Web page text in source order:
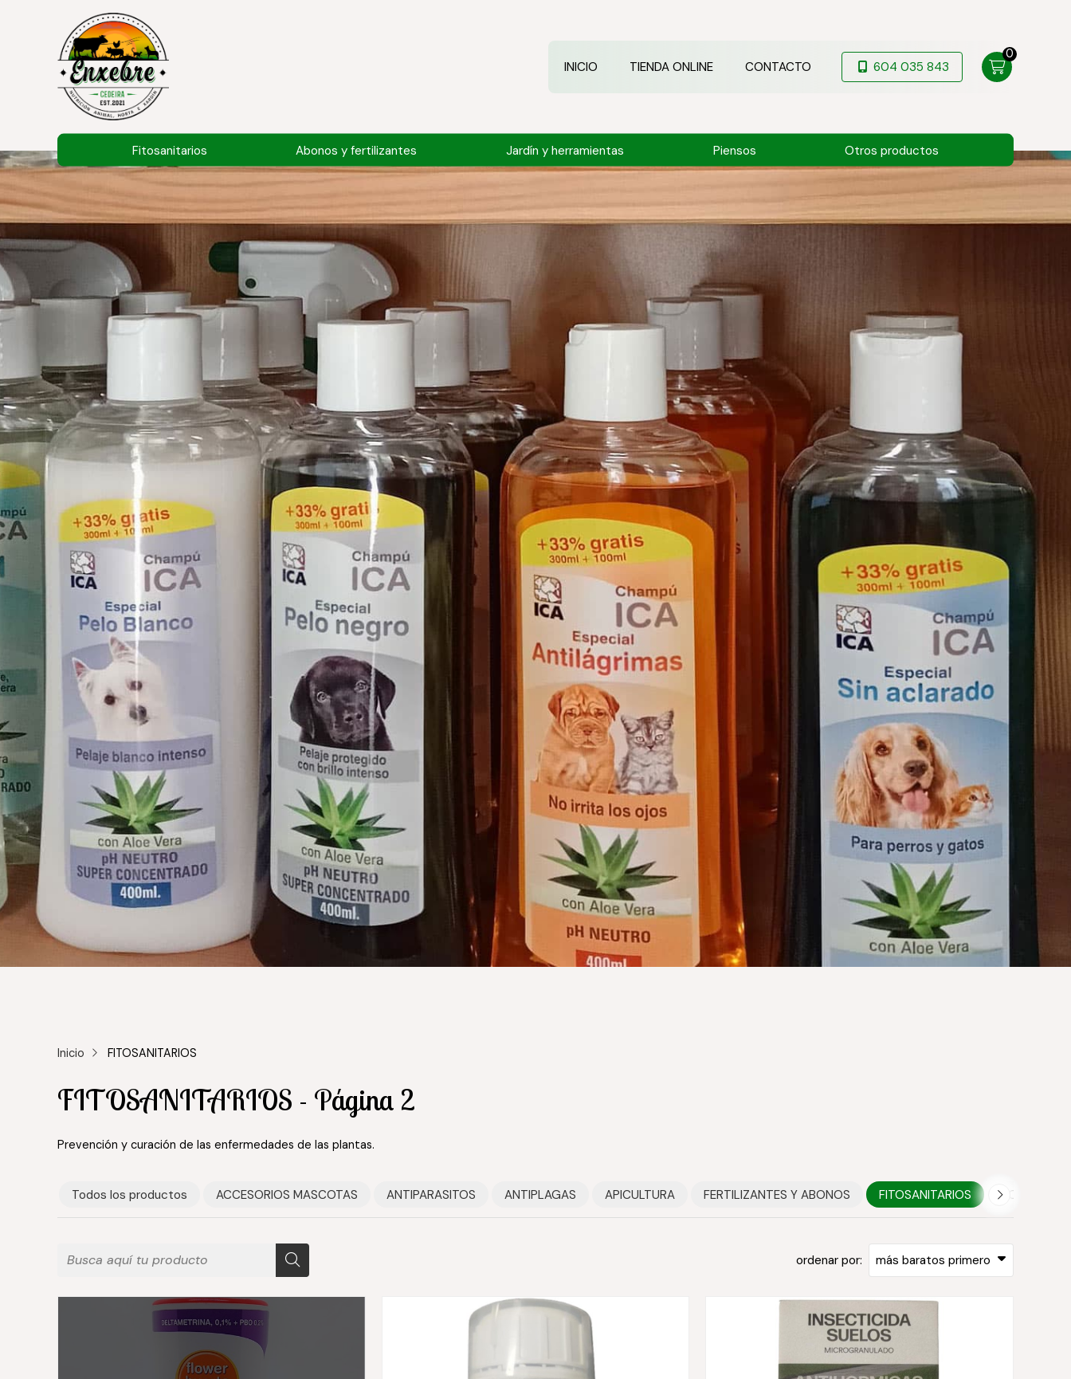
INICIO TIENDA ONLINE CONTACTO 604 035 843
0
Fitosanitarios Abonos y fertilizantes Jardín y herramientas Piensos Otros productos
Inicio FITOSANITARIOS
FITOSANITARIOS - Página 2
Prevención y curación de las enfermedades de las plantas.
Todos los productos ACCESORIOS MASCOTAS ANTIPARASITOS ANTIPLAGAS APICULTURA FERTILIZANTES Y ABONOS FITOSANITARIOS HOGAR
ordenar por: